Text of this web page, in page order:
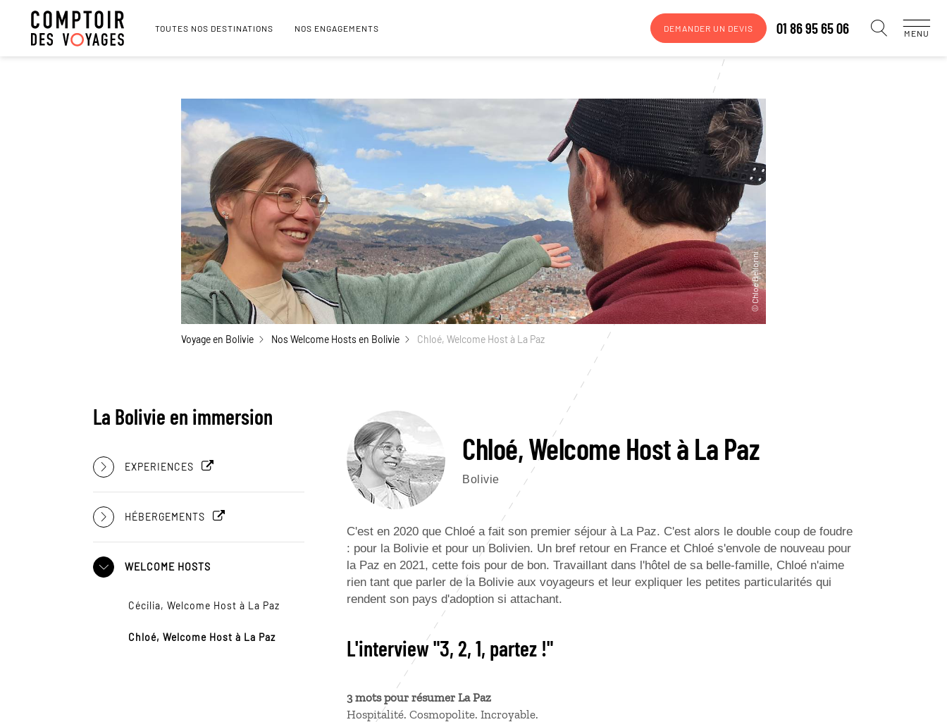
TOUTES NOS DESTINATIONS NOS ENGAGEMENTS DEMANDER UN DEVIS 01 86 95 65 06 MENU
Voyage en Bolivie Nos Welcome Hosts en Bolivie Chloé, Welcome Host à La Paz
La Bolivie en immersion
EXPERIENCES
HÉBERGEMENTS
WELCOME HOSTS
Cécilia, Welcome Host à La Paz
Chloé, Welcome Host à La Paz
Chloé, Welcome Host à La Paz
Bolivie
C'est en 2020 que Chloé a fait son premier séjour à La Paz. C'est alors le double coup de foudre
: pour la Bolivie et pour un Bolivien. Un bref retour en France et Chloé s'envole de nouveau pour
la Paz en 2021, cette fois pour de bon. Travaillant dans l'hôtel de sa belle-famille, Chloé n'aime
rien tant que parler de la Bolivie aux voyageurs et leur expliquer les petites particularités qui
rendent son pays d'adoption si attachant.
L'interview "3, 2, 1, partez !"
3 mots pour résumer La Paz
Hospitalité. Cosmopolite. Incroyable.